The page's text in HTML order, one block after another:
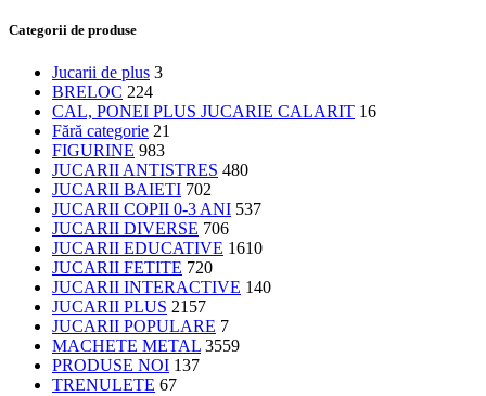
Categorii de produse
Jucarii de plus 3
BRELOC 224
CAL, PONEI PLUS JUCARIE CALARIT 16
Fără categorie 21
FIGURINE 983
JUCARII ANTISTRES 480
JUCARII BAIETI 702
JUCARII COPII 0-3 ANI 537
JUCARII DIVERSE 706
JUCARII EDUCATIVE 1610
JUCARII FETITE 720
JUCARII INTERACTIVE 140
JUCARII PLUS 2157
JUCARII POPULARE 7
MACHETE METAL 3559
PRODUSE NOI 137
TRENULETE 67